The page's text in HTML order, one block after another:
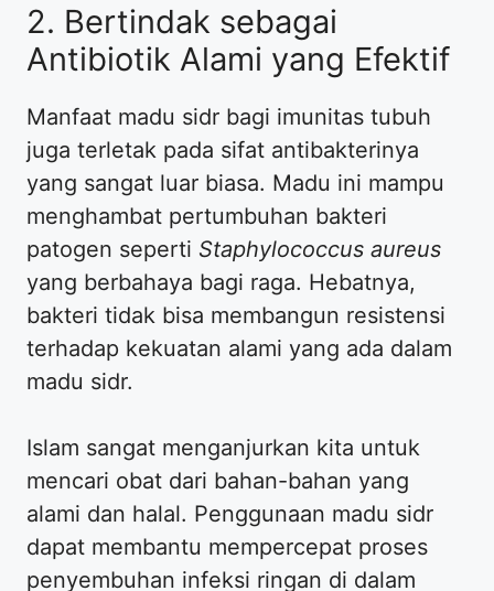
2. Bertindak sebagai
Antibiotik Alami yang Efektif
Manfaat madu sidr bagi imunitas tubuh
juga terletak pada sifat antibakterinya
yang sangat luar biasa. Madu ini mampu
menghambat pertumbuhan bakteri
patogen seperti Staphylococcus aureus
yang berbahaya bagi raga. Hebatnya,
bakteri tidak bisa membangun resistensi
terhadap kekuatan alami yang ada dalam
madu sidr.
Islam sangat menganjurkan kita untuk
mencari obat dari bahan-bahan yang
alami dan halal. Penggunaan madu sidr
dapat membantu mempercepat proses
penyembuhan infeksi ringan di dalam